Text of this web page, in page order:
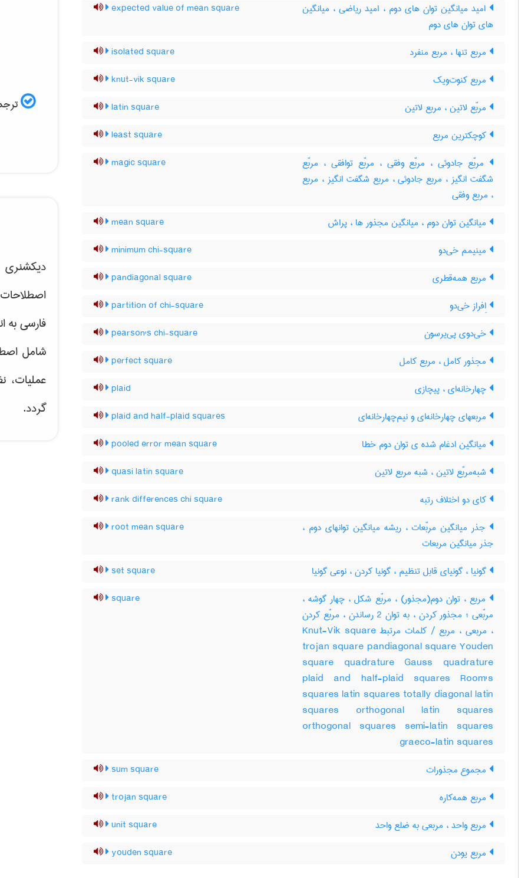
امید میانگین توان های دوم ، امید ریاضی ، میانگین
های توان های دوم
expected value of mean square
مربع تنها ، مربع منفرد isolated square
مربع کنوت‌ویک knut-vik square
مربّع لاتین ، مربع لاتین latin square
کوچکترین مربع least square
مربّع جادوئی ، مربّع وفقی ، مربّع توافقی ، مربّع
شگفت انگیز ، مربع جادوئی ، مربع شگفت انگیز ، مربع
، مربع وفقی
magic square
میانگین توان دوم ، میانگین مجذور ها ، پراش mean square
مینیمم خی‌دو minimum chi-square
مربع همه‌قطری pandiagonal square
اِفراز خی‌دو partition of chi-square
خی‌دوی پی‌یرسون pearson's chi-square
مجذور کامل ، مربع کامل perfect square
چهارخانه‌ای ، پیچازی plaid
مربعهای چهارخانه‌ای و نیم‌چهارخانه‌ای plaid and half-plaid squares
میانگین ادغام شده ی توان دوم خطا pooled error mean square
شبه‌مربّع لاتین ، شبه مربع لاتین quasi latin square
کای دو اختلاف رتبه rank differences chi square
جذر میانگین مربّعات ، ریشه میانگین توانهای دوم ،
جذر میانگین مربعات
root mean square
گونیا ، گونیای قابل تنظیم ، گونیا کردن ، نوعی گونیا set square
مربع ، توان دوم(مجذور) ، مربّع شکل ، چهار گوشه ،
مربّعی ؛ مجذور کردن ، به توان 2 رساندن ، مربّع کردن
، مربعی ، مربع / کلمات مرتبط Knut-Vik square
trojan square pandiagonal square Youden
square quadrature Gauss quadrature
plaid and half-plaid squares Room's
squares latin squares totally diagonal latin
squares orthogonal latin squares
orthogonal squares semi-latin squares
graeco-latin squares
square
مجموع مجذورات sum square
مربع همه‌کاره trojan square
مربع واحد ، مربعی به ضلع واحد unit square
مربع یودن youden square
فارسی به
شامل
عملیات،
گردد.